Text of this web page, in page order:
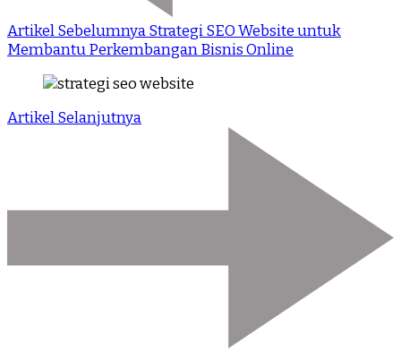
Artikel SebelumnyaStrategi SEO Website untuk
Membantu Perkembangan Bisnis Online
Artikel Selanjutnya